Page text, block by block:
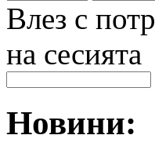
Влез с
на сесията
Новини: